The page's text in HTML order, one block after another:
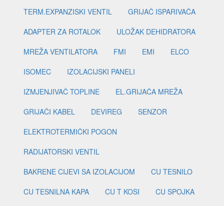
TERM.EXPANZISKI VENTIL
GRIJAČ ISPARIVAČA
ADAPTER ZA ROTALOK
ULOŽAK DEHIDRATORA
MREŽA VENTILATORA
FMI EMI
ELCO
ISOMEC
IZOLACIJSKI PANELI
IZMJENJIVAČ TOPLINE
EL.GRIJAČA MREŽA
GRIJAČI KABEL
DEVIREG
SENZOR
ELEKTROTERMIČKI POGON
RADIJATORSKI VENTIL
BAKRENE CIJEVI SA IZOLACIJOM
CU TESNILO
CU TESNILNA KAPA
CU T KOSI
CU SPOJKA